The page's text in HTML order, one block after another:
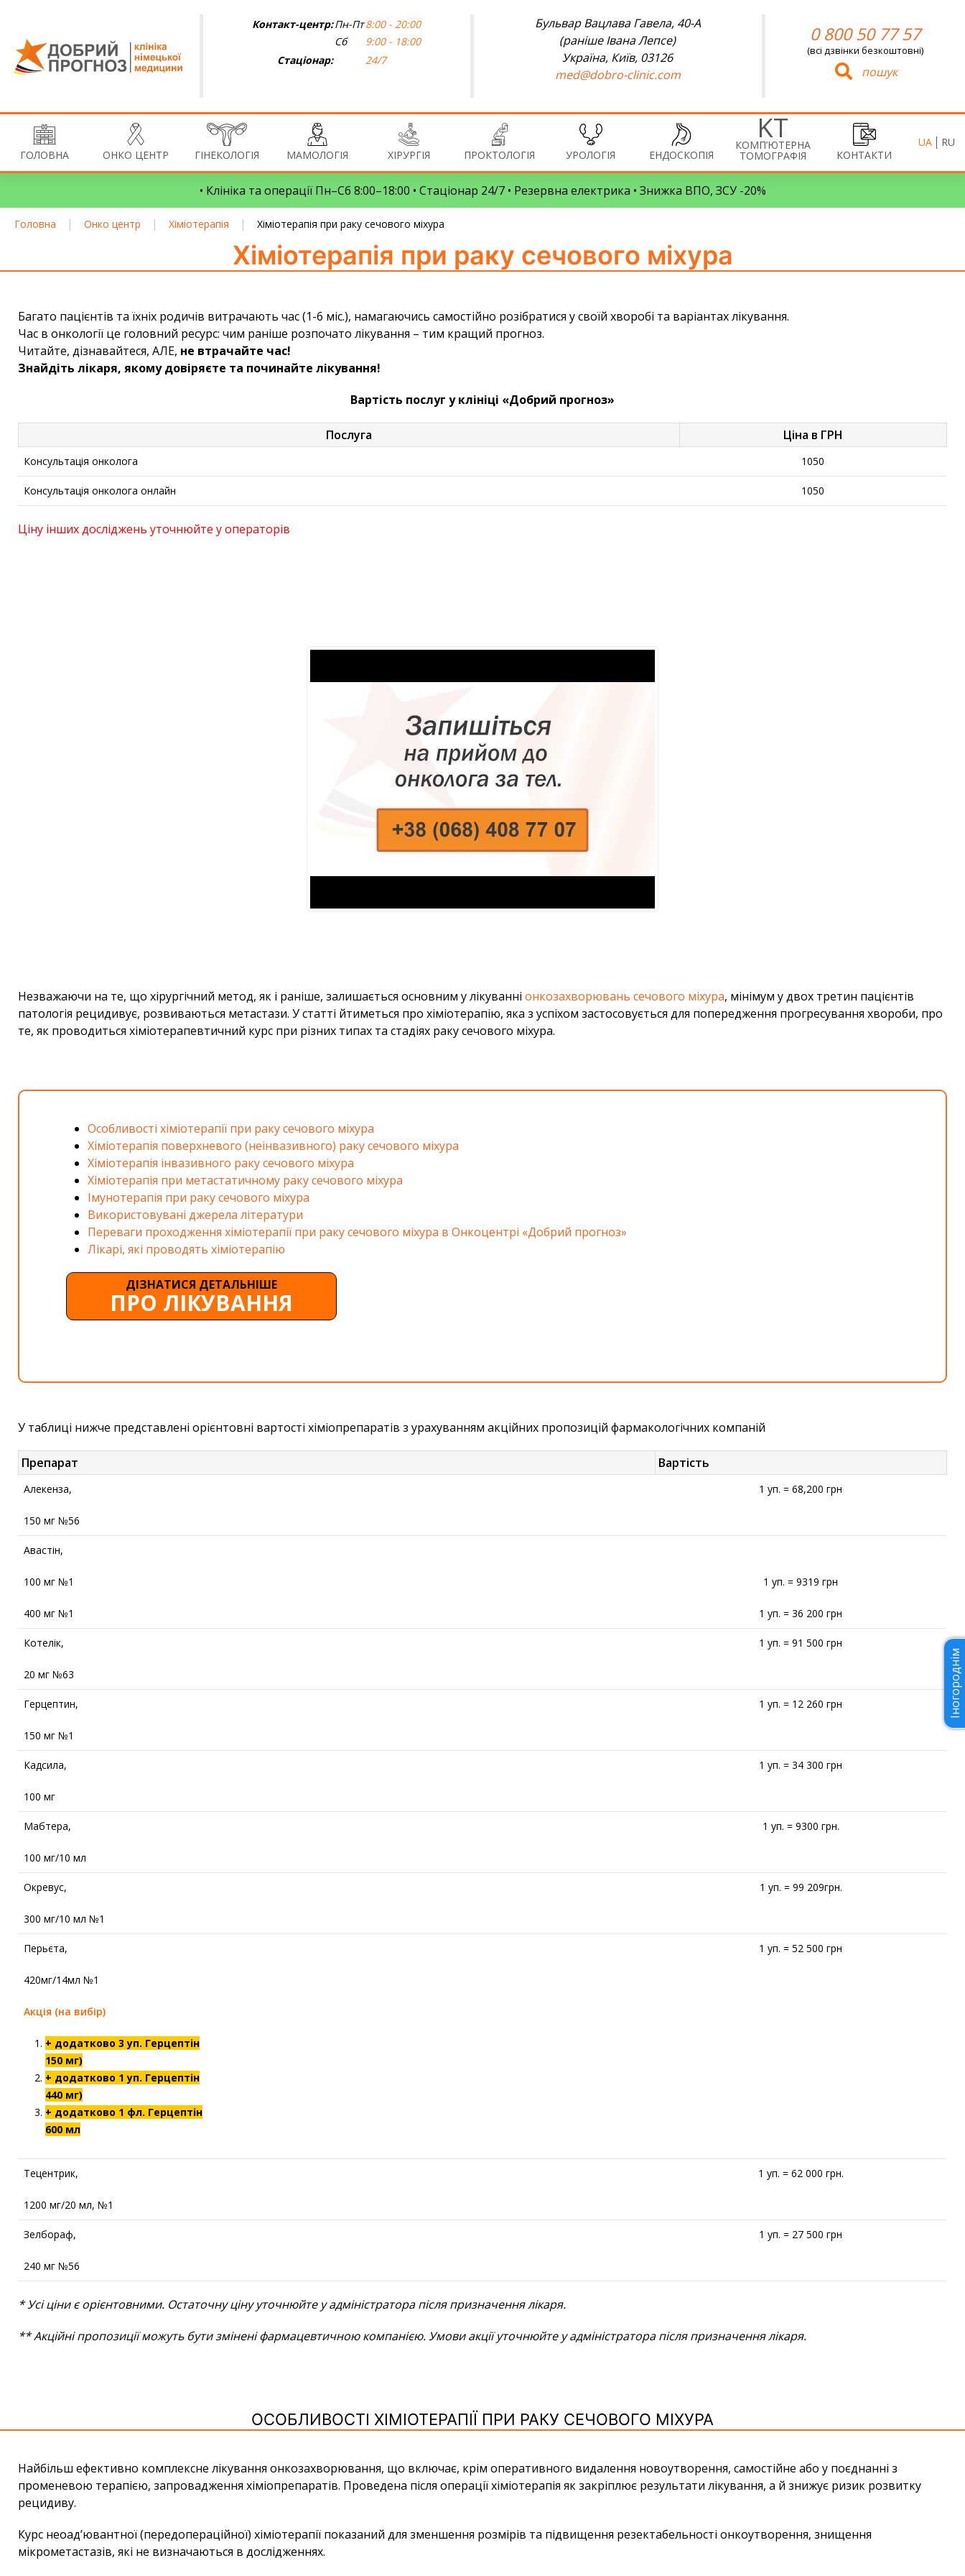
Контакт-центр:Пн-Пт
Сб
8:00 - 20:00
9:00 - 18:00
Стаціонар:
24/7
Бульвар Вацлава Гавела, 40-А
(раніше Івана Лепсе)
Україна, Київ, 03126
med@dobro-clinic.com
0 800 50 77 57
(всі дзвінки безкоштовні)
пошук
ГОЛОВНА ОНКО ЦЕНТР ГІНЕКОЛОГІЯ МАМОЛОГІЯ ХІРУРГІЯ ПРОКТОЛОГІЯ УРОЛОГІЯ ЕНДОСКОПІЯ
КОМП’ЮТЕРНА
ТОМОГРАФІЯ КОНТАКТИ
UA RU
• Клініка та операції Пн–Сб 8:00–18:00 • Стаціонар 24/7 • Резервна електрика • Знижка ВПО, ЗСУ -20%
Головна | Онко центр | Хіміотерапія | Хіміотерапія при раку сечового міхура
Хіміотерапія при раку сечового міхура
Багато пацієнтів та їхніх родичів витрачають час (1-6 міс.), намагаючись самостійно розібратися у своїй хворобі та варіантах лікування.
Час в онкології це головний ресурс: чим раніше розпочато лікування – тим кращий прогноз.
Читайте, дізнавайтеся, АЛЕ, не втрачайте час!
Знайдіть лікаря, якому довіряєте та починайте лікування!
Вартість послуг у клініці «Добрий прогноз»
Послуга Ціна в ГРН
Консультація онколога 1050
Консультація онколога онлайн 1050
Ціну інших досліджень уточнюйте у операторів
Незважаючи на те, що хірургічний метод, як і раніше, залишається основним у лікуванні онкозахворювань сечового міхура, мінімум у двох третин пацієнтів
патологія рецидивує, розвиваються метастази. У статті йтиметься про хіміотерапію, яка з успіхом застосовується для попередження прогресування хвороби, про
те, як проводиться хіміотерапевтичний курс при різних типах та стадіях раку сечового міхура.
Особливості хіміотерапії при раку сечового міхура
Хіміотерапія поверхневого (неінвазивного) раку сечового міхура
Хіміотерапія інвазивного раку сечового міхура
Хіміотерапія при метастатичному раку сечового міхура
Імунотерапія при раку сечового міхура
Використовувані джерела літератури
Переваги проходження хіміотерапії при раку сечового міхура в Онкоцентрі «Добрий прогноз»
Лікарі, які проводять хіміотерапію
ДІЗНАТИСЯ ДЕТАЛЬНІШЕ
ПРО ЛІКУВАННЯ
У таблиці нижче представлені орієнтовні вартості хіміопрепаратів з урахуванням акційних пропозицій фармакологічних компаній
Препарат Вартість
Алекенза,
150 мг №56
1 уп. = 68,200 грн
Авастін,
100 мг №1
400 мг №1
1 уп. = 9319 грн
1 уп. = 36 200 грн
Котелік,
20 мг №63
1 уп. = 91 500 грн
Герцептин,
150 мг №1
1 уп. = 12 260 грн
Кадсила,
100 мг
1 уп. = 34 300 грн
Мабтера,
100 мг/10 мл
1 уп. = 9300 грн.
Окревус,
300 мг/10 мл №1
1 уп. = 99 209грн.
Перьєта,
420мг/14мл №1
Акція (на вибір)
+ додатково 3 уп. Герцептін
150 мг)
+ додатково 1 уп. Герцептін
440 мг)
+ додатково 1 фл. Герцептін
600 мл
1 уп. = 52 500 грн
Тецентрик,
1200 мг/20 мл, №1
1 уп. = 62 000 грн.
Зелбораф,
240 мг №56
1 уп. = 27 500 грн
* Усі ціни є орієнтовними. Остаточну ціну уточнюйте у адміністратора після призначення лікаря.
** Акційні пропозиції можуть бути змінені фармацевтичною компанією. Умови акції уточнюйте у адміністратора після призначення лікаря.
ОСОБЛИВОСТІ ХІМІОТЕРАПІЇ ПРИ РАКУ СЕЧОВОГО МІХУРА
Найбільш ефективно комплексне лікування онкозахворювання, що включає, крім оперативного видалення новоутворення, самостійне або у поєднанні з
променевою терапією, запровадження хіміопрепаратів. Проведена після операції хіміотерапія як закріплює результати лікування, а й знижує ризик розвитку
рецидиву.
Курс неоад’ювантної (передопераційної) хіміотерапії показаний для зменшення розмірів та підвищення резектабельності онкоутворення, знищення
мікрометастазів, які не визначаються в дослідженнях.
Іногороднім